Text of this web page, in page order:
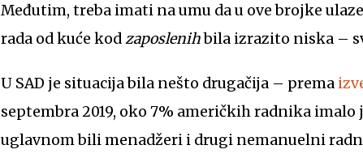
Međutim, treba imati na umu da u ove brojke
rada od kuće kodzaposlenihbila izrazito niska –
U SAD je situacija bila nešto drugačija – prema
septembra 2019, oko 7% američkih radnika
uglavnom bili menadžeri i drugi nemanuelni